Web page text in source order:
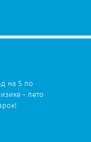
на 5 по
- лето